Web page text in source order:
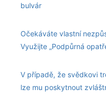
bulvár
Očekáváte vlastní
Využijte „Podpůrná
V případě, že svědkovi
lze mu poskytnout